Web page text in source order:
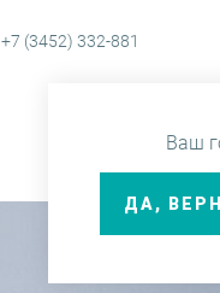
+7 (3452) 332-881
Ваш
ДА,